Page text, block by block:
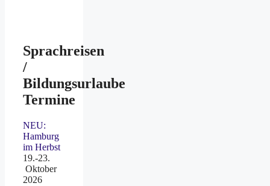
Sprachreisen
/
Bildungsurlaube
Termine
NEU:
Hamburg
im Herbst
19.-23.
Oktober
2026